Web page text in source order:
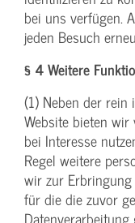
bei uns verfügen.
jeden Besuch
§ 4 Weitere
(1) Neben der
Website bieten
bei Interesse
Regel weitere
wir zur
für die die zuvor